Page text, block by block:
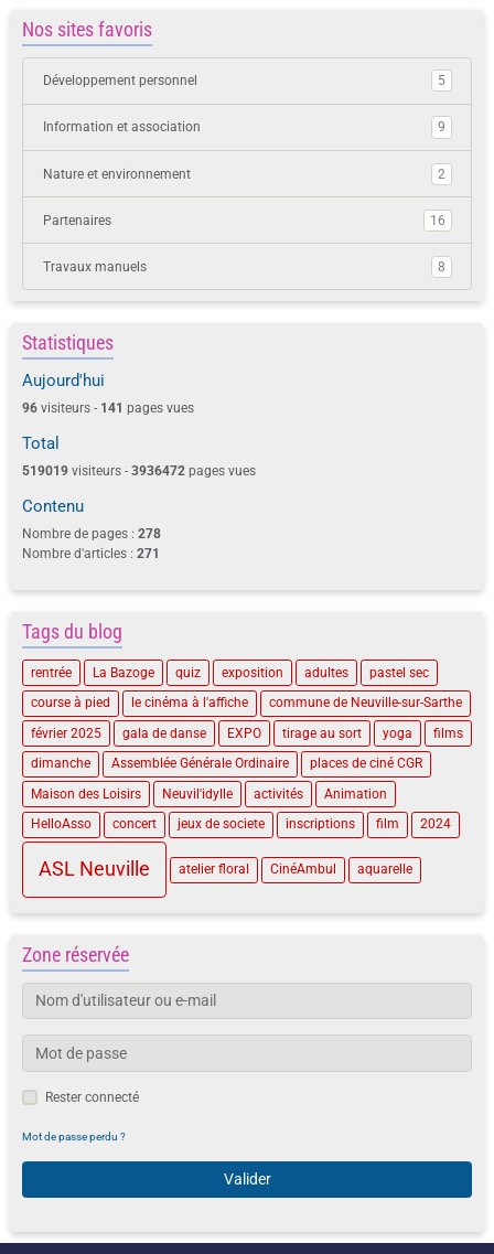
Nos sites favoris
Développement personnel 5
Information et association 9
Nature et environnement 2
Partenaires 16
Travaux manuels 8
Statistiques
Aujourd'hui
96 visiteurs - 141 pages vues
Total
519019 visiteurs - 3936472 pages vues
Contenu
Nombre de pages : 278
Nombre d'articles : 271
Tags du blog
rentrée La Bazoge quiz exposition adultes
pastel sec
course à pied
le cinéma à l'affiche
commune de Neuville-sur-Sarthe
février 2025
gala de danse EXPO tirage au sort yoga
films
dimanche
Assemblée Générale Ordinaire
places de ciné CGR
Maison des Loisirs
Neuvil'idylle activités
Animation
HelloAsso
concert jeux de societe inscriptions film 2024
ASL Neuville atelier floral CinéAmbul aquarelle
Zone réservée
Rester connecté
Mot de passe perdu ?
Valider